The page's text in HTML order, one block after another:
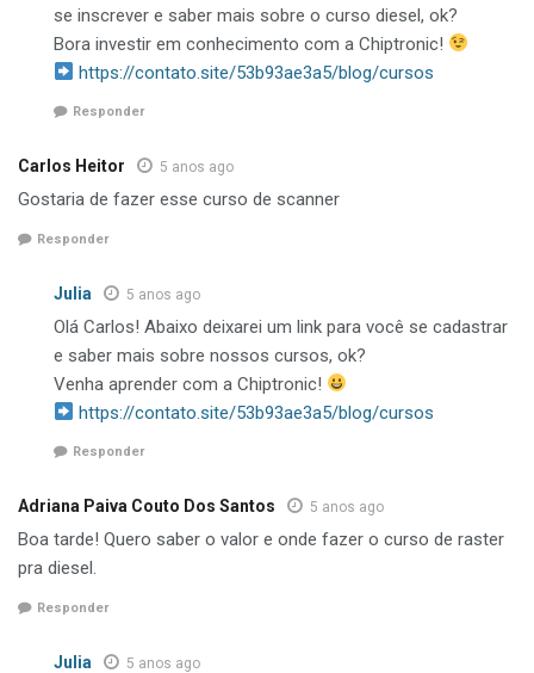
se inscrever e saber mais sobre o curso diesel, ok?
Bora investir em conhecimento com a Chiptronic!
https://contato.site/53b93ae3a5/blog/cursos
Responder
Carlos Heitor 5 anos ago
Gostaria de fazer esse curso de scanner
Responder
Julia 5 anos ago
Olá Carlos! Abaixo deixarei um link para você se cadastrar
e saber mais sobre nossos cursos, ok?
Venha aprender com a Chiptronic!
https://contato.site/53b93ae3a5/blog/cursos
Responder
Adriana Paiva Couto Dos Santos 5 anos ago
Boa tarde! Quero saber o valor e onde fazer o curso de raster
pra diesel.
Responder
Julia 5 anos ago